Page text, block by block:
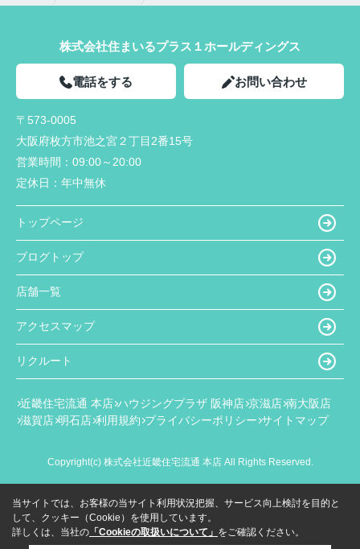
株式会社住まいるプラス１ホールディングス
電話をする お問い合わせ
〒573-0005
大阪府枚方市池之宮２丁目2番15号
営業時間： 09:00～20:00
定休日： 年中無休
トップページ
ブログトップ
店舗一覧
アクセスマップ
リクルート
近畿住宅流通 本店 ハウジングプラザ 阪神店 京滋店 南大阪店
滋賀店 明石店 利用規約 プライバシーポリシー サイトマップ
Copyright(c) 株式会社近畿住宅流通 本店 All Rights Reserved.
当サイトでは、お客様の当サイト利用状況把握、サービス向上検討を目的と
して、クッキー（Cookie）を使用しています。
詳しくは、当社の 「Cookieの取扱いについて」 をご確認ください。